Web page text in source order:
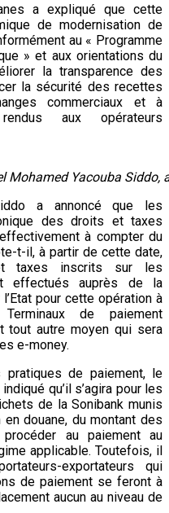
a expliqué que cette
de modernisation de
au « Programme
» et aux orientations du
la transparence des
la sécurité des recettes
commerciaux et à
aux opérateurs
Mohamed Yacouba
a annoncé que les
des droits et taxes
à compter du
t-il, à partir de cette date,
taxes inscrits sur les
effectués auprès de la
pour cette opération à
de paiement
tout autre moyen qui sera
e-money.
de paiement, le
qu’il s’agira pour les
de la Sonibank munis
douane, du montant des
au paiement au
applicable. Toutefois, il
exportateurs qui
de paiement se feront à
aucun au niveau de